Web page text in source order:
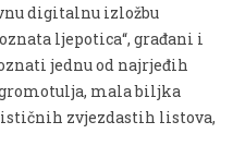
digitalnu izložbu
ljepotica“, građani i
jednu od najrjeđih
mala biljka
zvjezdastih listova,